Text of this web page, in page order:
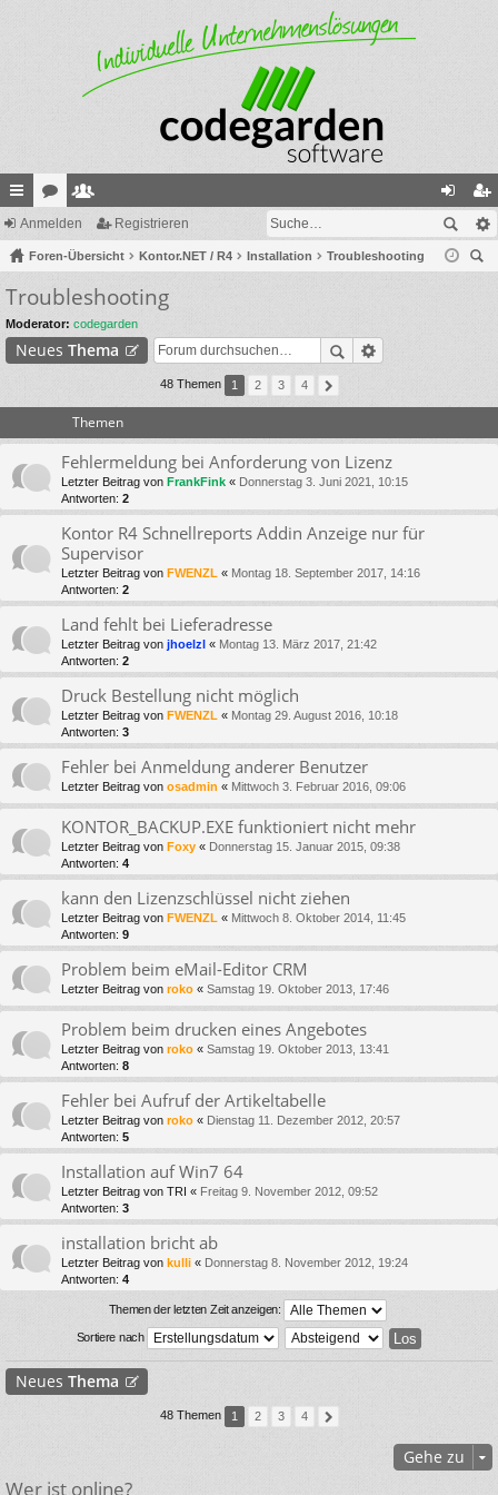
ch
ne
llz
ug
riff
or
en
itg
lie
de
r
n
m
eg
ist
Anmelden Registrieren
Foren-Übersicht Kontor.NET / R4 Installation
Troubleshooting
Troubleshooting
Moderator: codegarden
Neues Thema
48 Themen 1 2 3 4
Themen
Fehlermeldung bei Anforderung von Lizenz
Letzter Beitrag von FrankFink « Donnerstag 3. Juni 2021, 10:15
Antworten: 2
Kontor R4 Schnellreports Addin Anzeige nur für
Supervisor
Letzter Beitrag von FWENZL « Montag 18. September 2017, 14:16
Antworten: 2
Land fehlt bei Lieferadresse
Letzter Beitrag von jhoelzl « Montag 13. März 2017, 21:42
Antworten: 2
Druck Bestellung nicht möglich
Letzter Beitrag von FWENZL « Montag 29. August 2016, 10:18
Antworten: 3
Fehler bei Anmeldung anderer Benutzer
Letzter Beitrag von osadmin « Mittwoch 3. Februar 2016, 09:06
KONTOR_BACKUP.EXE funktioniert nicht mehr
Letzter Beitrag von Foxy « Donnerstag 15. Januar 2015, 09:38
Antworten: 4
kann den Lizenzschlüssel nicht ziehen
Letzter Beitrag von FWENZL « Mittwoch 8. Oktober 2014, 11:45
Antworten: 9
Problem beim eMail-Editor CRM
Letzter Beitrag von roko « Samstag 19. Oktober 2013, 17:46
Problem beim drucken eines Angebotes
Letzter Beitrag von roko « Samstag 19. Oktober 2013, 13:41
Antworten: 8
Fehler bei Aufruf der Artikeltabelle
Letzter Beitrag von roko « Dienstag 11. Dezember 2012, 20:57
Antworten: 5
Installation auf Win7 64
Letzter Beitrag von TRI « Freitag 9. November 2012, 09:52
Antworten: 3
installation bricht ab
Letzter Beitrag von kulli « Donnerstag 8. November 2012, 19:24
Antworten: 4
Themen der letzten Zeit anzeigen:
Sortiere nach
Neues Thema
48 Themen 1 2 3 4
Gehe zu
Wer ist online?